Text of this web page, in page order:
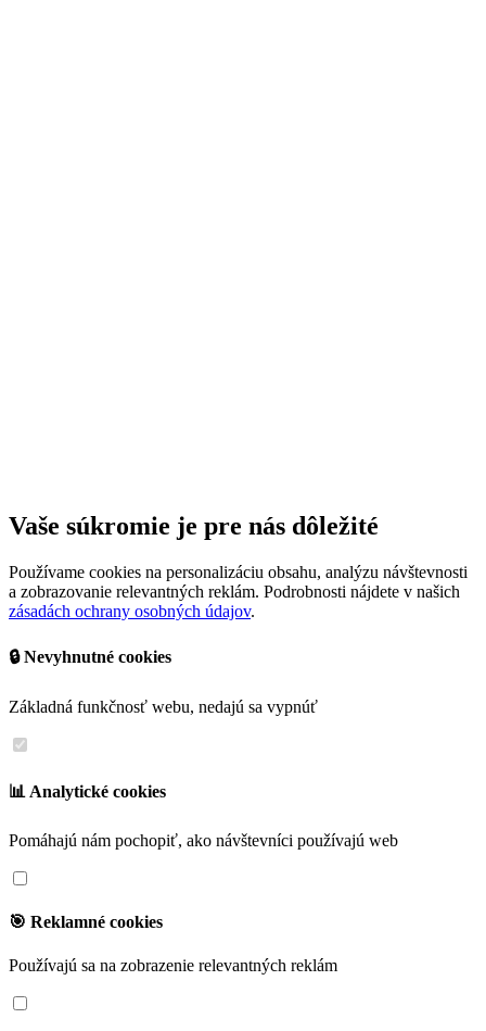
Vaše súkromie je pre nás dôležité
Používame cookies na personalizáciu obsahu, analýzu návštevnosti
a zobrazovanie relevantných reklám. Podrobnosti nájdete v našich
zásadách ochrany osobných údajov.
🔒 Nevyhnutné cookies
Základná funkčnosť webu, nedajú sa vypnúť
📊 Analytické cookies
Pomáhajú nám pochopiť, ako návštevníci používajú web
🎯 Reklamné cookies
Používajú sa na zobrazenie relevantných reklám